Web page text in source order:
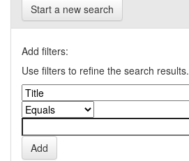
Start a new search
Add filters:
Use filters to refine the search results.